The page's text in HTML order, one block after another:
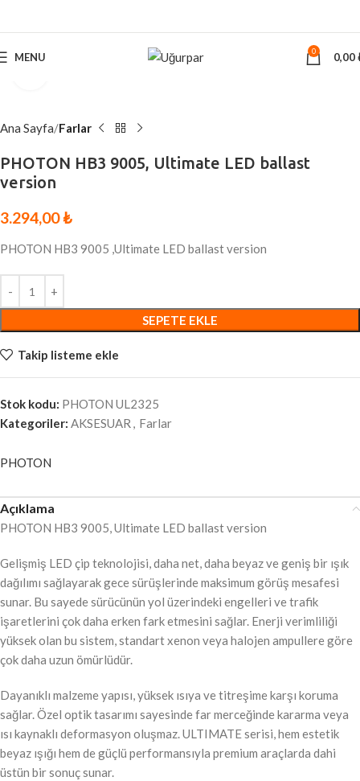
MENU 0 0,00
Ana Sayfa Farlar
PHOTON HB3 9005, Ultimate LED ballast
version
3.294,00₺
PHOTON HB3 9005 ,Ultimate LED ballast version
SEPETE EKLE
Takip listeme ekle
Stok kodu: PHOTON UL2325
Kategoriler: AKSESUAR , Farlar
PHOTON
Açıklama
PHOTON HB3 9005, Ultimate LED ballast version
Gelişmiş LED çip teknolojisi, daha net, daha beyaz ve geniş bir ışık
dağılımı sağlayarak gece sürüşlerinde maksimum görüş mesafesi
sunar. Bu sayede sürücünün yol üzerindeki engelleri ve trafik
işaretlerini çok daha erken fark etmesini sağlar. Enerji verimliliği
yüksek olan bu sistem, standart xenon veya halojen ampullere göre
çok daha uzun ömürlüdür.
Dayanıklı malzeme yapısı, yüksek ısıya ve titreşime karşı koruma
sağlar. Özel optik tasarımı sayesinde far merceğinde kararma veya
ısı kaynaklı deformasyon oluşmaz. ULTIMATE serisi, hem estetik
beyaz ışığı hem de güçlü performansıyla premium araçlarda dahi
üstün bir sonuç sunar.